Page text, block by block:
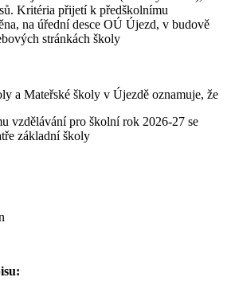
Kritéria přijetí k předškolnímu
na úřední desce OÚ Újezd, v budově
stránkách školy
a Mateřské školy v Újezdě oznamuje, že
vzdělávání pro školní rok 2026-27 se
základní školy